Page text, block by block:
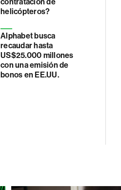
helicópteros?
Alphabet busca
recaudar hasta
US$25.000 millones
con una emisión de
bonos en EE.UU.